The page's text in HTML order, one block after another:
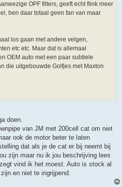
OPF filters, geeft echt flink meer
ben daar totaal geen fan van maar
los gaan met andere velgen,
etc etc. Maar dat is allemaal
OEM auto met een paar subtiele
die uitgebouwde Golfjes met Maxton
doen.
van JM met 200cell cat om niet
ook de motor beter te laten
dat als je de cat er bij neemt bij
zijn maar nu ik jou beschrijving lees
vind ik het moest. Auto is stock al
en niet te ingrijpend.